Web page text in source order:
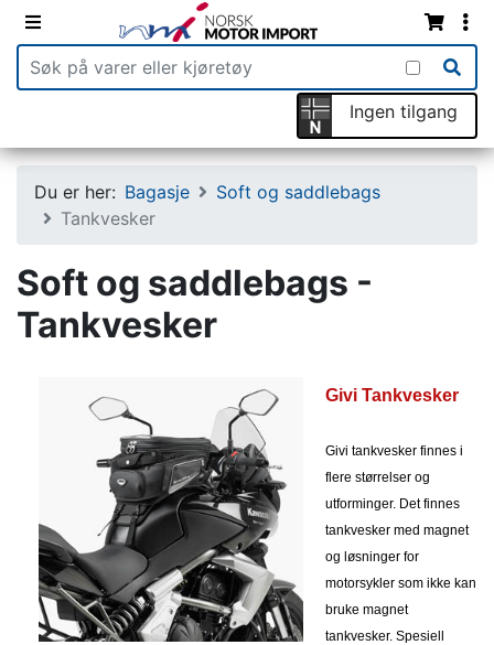
Ingen tilgang
Du er her: Bagasje
Soft og saddlebags
Tankvesker
Soft og saddlebags -
Tankvesker
Givi Tankvesker
Givi tankvesker finnes i
flere størrelser og
utforminger. Det finnes
tankvesker med magnet
og løsninger for
motorsykler som ikke kan
bruke magnet
tankvesker. Spesiell